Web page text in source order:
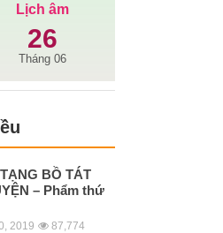
Lịch âm
26
Tháng 06
BỒ TÁT
– Phẩm thứ
2019 87,774